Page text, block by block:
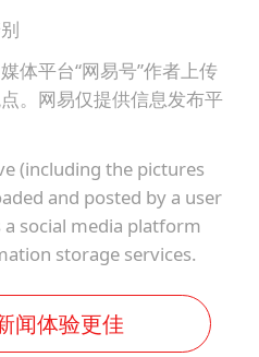
体平台“网易号”作者上传
。网易仅提供信息发布平
(including the pictures
and posted by a user
a social media platform
storage services.
闻体验更佳